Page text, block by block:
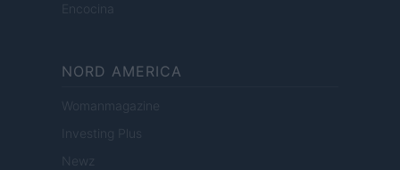
Encocina
NORD AMERICA
Womanmagazine
Investing Plus
Newz